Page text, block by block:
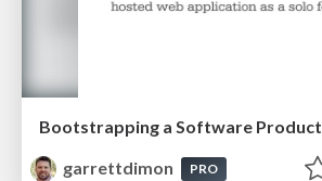
Bootstrapping a Software Product
garrettdimon
PRO